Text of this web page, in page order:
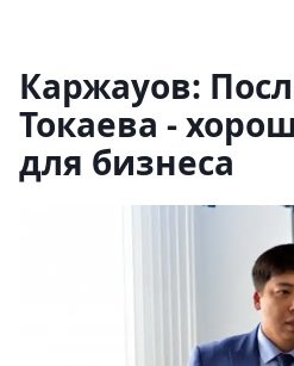
Каржауов:
Токаева -
для бизнеса